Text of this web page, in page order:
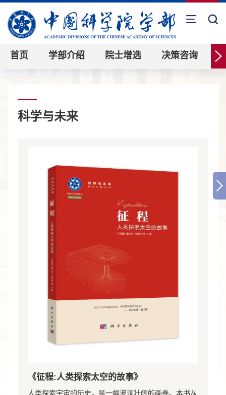
首页 学部介绍 院士增选 决策咨询
科学与未来
《征程:人类探索太空的故事》
人类探索宇宙的历史，是一幅波澜壮阔的画卷。本书从